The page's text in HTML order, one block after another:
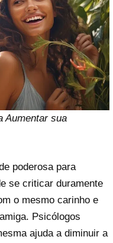
Aumentar sua
poderosa para
se criticar duramente
o mesmo carinho e
Psicólogos
ajuda a diminuir a